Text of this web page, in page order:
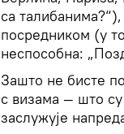
са
посредником (у
неспособна:
Зашто не бисте
с визама — што
заслужује